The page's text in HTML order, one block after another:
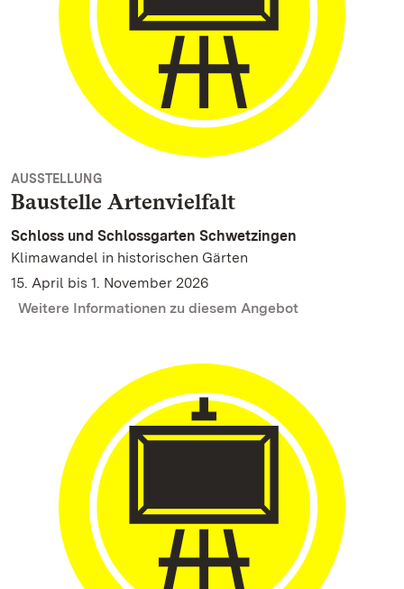
AUSSTELLUNG
Baustelle Artenvielfalt
Schloss und Schlossgarten Schwetzingen
Klimawandel in historischen Gärten
15. April bis 1. November 2026
Weitere Informationen zu diesem Angebot